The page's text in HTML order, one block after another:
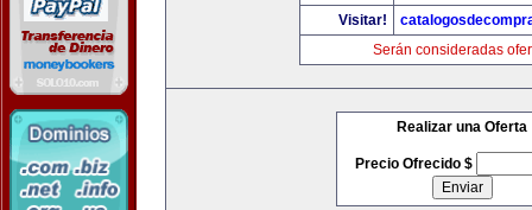
Visitar!
Serán consideradas
Realizar una Oferta
Precio Ofrecido $